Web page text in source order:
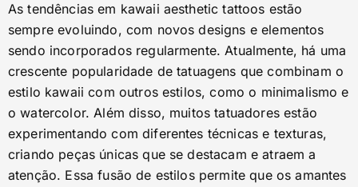
As tendências em kawaii aesthetic tattoos estão
sempre evoluindo, com novos designs e elementos
sendo incorporados regularmente. Atualmente, há uma
crescente popularidade de tatuagens que combinam o
estilo kawaii com outros estilos, como o minimalismo e
o watercolor. Além disso, muitos tatuadores estão
experimentando com diferentes técnicas e texturas,
criando peças únicas que se destacam e atraem a
atenção. Essa fusão de estilos permite que os amantes